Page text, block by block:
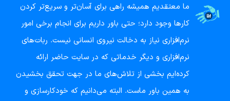
ما معتقدیم همیشه راهی برای آسان‌تر و سریع‌تر کردن
کارها وجود دارد؛ حتی باور داریم برای انجام برخی امور
نرم‌افزاری نیاز به دخالت نیروی انسانی نیست. ربات‌های
نرم‌افزاری و دیگر خدماتی که در سایت حاضر ارائه
کرده‌ایم بخشی از تلاش‌های ما در جهت تحقق بخشیدن
به همین باور ماست. البته می‌دانیم که خودکارسازی و